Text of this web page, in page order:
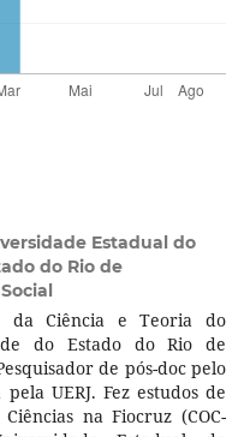
Estadual do
do Rio de
da Ciência e Teoria do
do Estado do Rio de
de pós-doc pelo
UERJ. Fez estudos de
na Fiocruz (COC-